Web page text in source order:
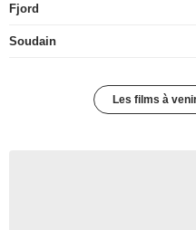
Fjord
Soudain
Les films à